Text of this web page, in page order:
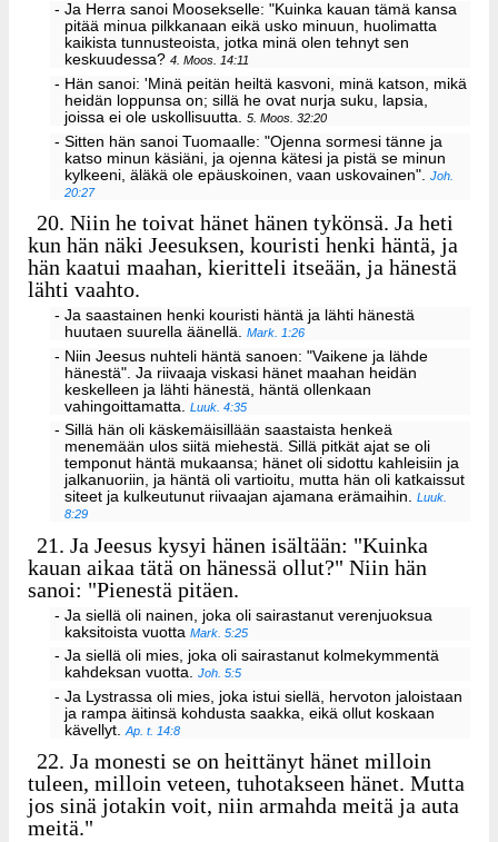
- Ja Herra sanoi Moosekselle: "Kuinka kauan tämä kansa
pitää minua pilkkanaan eikä usko minuun, huolimatta
kaikista tunnusteoista, jotka minä olen tehnyt sen
keskuudessa?4. Moos. 14:11
- Hän sanoi: 'Minä peitän heiltä kasvoni, minä katson, mikä
heidän loppunsa on; sillä he ovat nurja suku, lapsia,
joissa ei ole uskollisuutta.5. Moos. 32:20
- Sitten hän sanoi Tuomaalle: "Ojenna sormesi tänne ja
katso minun käsiäni, ja ojenna kätesi ja pistä se minun
kylkeeni, äläkä ole epäuskoinen, vaan uskovainen".Joh.
20:27
20. Niin he toivat hänet hänen tykönsä. Ja heti
kun hän näki Jeesuksen, kouristi henki häntä, ja
hän kaatui maahan, kieritteli itseään, ja hänestä
lähti vaahto.
- Ja saastainen henki kouristi häntä ja lähti hänestä
huutaen suurella äänellä.Mark. 1:26
- Niin Jeesus nuhteli häntä sanoen: "Vaikene ja lähde
hänestä". Ja riivaaja viskasi hänet maahan heidän
keskelleen ja lähti hänestä, häntä ollenkaan
vahingoittamatta.Luuk. 4:35
- Sillä hän oli käskemäisillään saastaista henkeä
menemään ulos siitä miehestä. Sillä pitkät ajat se oli
temponut häntä mukaansa; hänet oli sidottu kahleisiin ja
jalkanuoriin, ja häntä oli vartioitu, mutta hän oli katkaissut
siteet ja kulkeutunut riivaajan ajamana erämaihin.Luuk.
8:29
21. Ja Jeesus kysyi hänen isältään: "Kuinka
kauan aikaa tätä on hänessä ollut?" Niin hän
sanoi: "Pienestä pitäen.
- Ja siellä oli nainen, joka oli sairastanut verenjuoksua
kaksitoista vuottaMark. 5:25
- Ja siellä oli mies, joka oli sairastanut kolmekymmentä
kahdeksan vuotta.Joh. 5:5
- Ja Lystrassa oli mies, joka istui siellä, hervoton jaloistaan
ja rampa äitinsä kohdusta saakka, eikä ollut koskaan
kävellyt.Ap. t. 14:8
22. Ja monesti se on heittänyt hänet milloin
tuleen, milloin veteen, tuhotakseen hänet. Mutta
jos sinä jotakin voit, niin armahda meitä ja auta
meitä."